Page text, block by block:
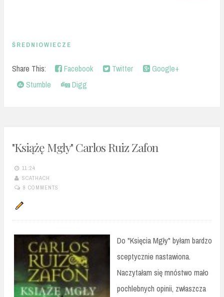
ŚREDNIOWIECZE
Share This: Facebook Twitter
Google+
Stumble
Digg
"Książę Mgły" Carlos Ruiz Zafon
11:24
SCATHACH
9 COMMENTS
Do "Księcia Mgły" byłam bardzo
sceptycznie nastawiona.
Naczytałam się mnóstwo mało
pochlebnych opinii, zwłaszcza